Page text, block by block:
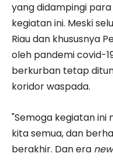
yang didampingi
kegiatan ini. Meski
Riau dan khususnya
oleh pandemi covid-
berkurban tetap
koridor waspada.
"Semoga kegiatan
kita semua, dan
berakhir. Dan era